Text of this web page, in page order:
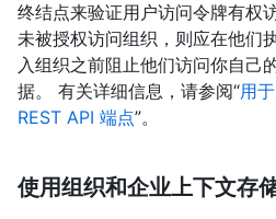
终结点来验证用户访问令牌有权
未被授权访问组织，则应在他们
入组织之前阻止他们访问你自己
据。 有关详细信息，请参阅“用
REST API 端点”。
使用组织和企业上下文存